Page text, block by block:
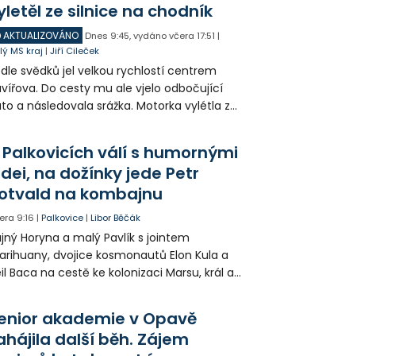
ze silnice na chodník
AKTUALIZOVÁNO Dnes 9:45,vydáno včera 17:51 |
MS kraj |Jiří Cileček
svědků jel velkou rychlostí centrem
Do cesty mu ale vjelo odbočující
a následovala srážka. Motorka vylétla ze
a byl letecky přepraven do
Palkovicích válí s humornými
na dožínky jede Petr
na kombajnu
9:16 |Palkovice |Libor Běčák
Horyna a malý Pavlík s jointem
dvojice kosmonautů Elon Kula a
Baca na cestě ke kolonizaci Marsu, král a
a místostarosta David Kula.
akademie v Opavě
další běh. Zájem